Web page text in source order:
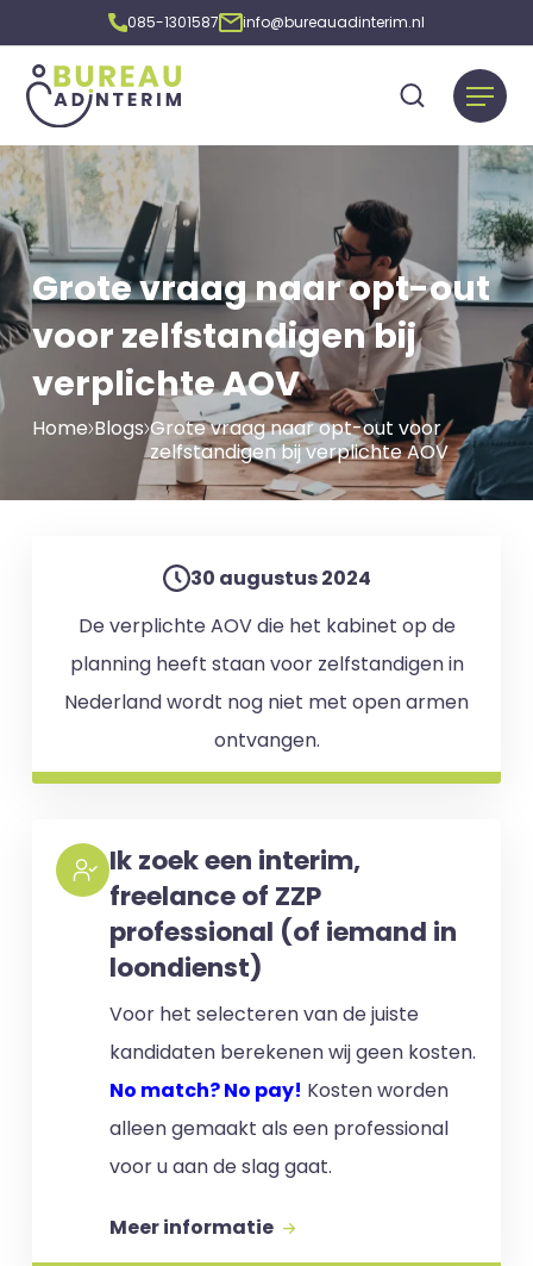
085-1301587 info@bureauadinterim.nl
Grote vraag naar opt-out
voor zelfstandigen bij
verplichte AOV
Home Blogs Grote vraag naar opt-out voor
zelfstandigen bij verplichte AOV
30 augustus 2024
De verplichte AOV die het kabinet op de
planning heeft staan voor zelfstandigen in
Nederland wordt nog niet met open armen
ontvangen.
Ik zoek een interim,
freelance of ZZP
professional (of iemand in
loondienst)
Voor het selecteren van de juiste
kandidaten berekenen wij geen kosten.
No match? No pay! Kosten worden
alleen gemaakt als een professional
voor u aan de slag gaat.
Meer informatie